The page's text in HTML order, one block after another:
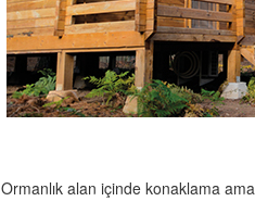
Ormanlık alan içinde konaklama